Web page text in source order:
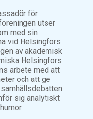
för
utser
med sin
vid Helsingfors
av akademisk
Helsingfors
arbete med att
och att ge
sig analytiskt